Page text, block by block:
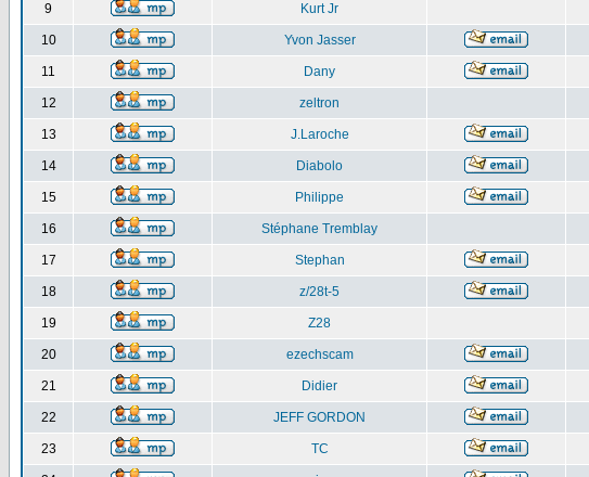
9 Kurt Jr
10 Yvon Jasser
11 Dany
12 zeltron
13 J.Laroche
14 Diabolo
15 Philippe
16 Stéphane Tremblay
17 Stephan
18 z/28t-5
19 Z28
20 ezechscam
21 Didier
22 JEFF GORDON
23 TC